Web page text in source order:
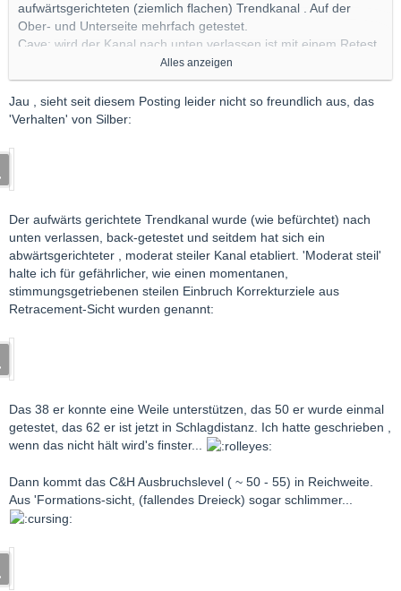
aufwärtsgerichteten (ziemlich flachen) Trendkanal . Auf der
Ober- und Unterseite mehrfach getestet.
Cave: wird der Kanal nach unten verlassen ist mit einem Retest
des Tiefs , evtl. mit einem Test des Ausbruchslevels (~ 55) zu
rechnen.
Alles anzeigen
Jau , sieht seit diesem Posting leider nicht so freundlich aus, das
'Verhalten' von Silber:
Der aufwärts gerichtete Trendkanal wurde (wie befürchtet) nach
unten verlassen, back-getestet und seitdem hat sich ein
abwärtsgerichteter , moderat steiler Kanal etabliert. 'Moderat steil'
halte ich für gefährlicher, wie einen momentanen,
stimmungsgetriebenen steilen Einbruch Korrekturziele aus
Retracement-Sicht wurden genannt:
Das 38 er konnte eine Weile unterstützen, das 50 er wurde einmal
getestet, das 62 er ist jetzt in Schlagdistanz. Ich hatte geschrieben ,
wenn das nicht hält wird's finster...
Dann kommt das C&H Ausbruchslevel ( ~ 50 - 55) in Reichweite.
Aus 'Formations-sicht, (fallendes Dreieck) sogar schlimmer...